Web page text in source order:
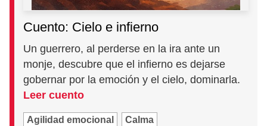
Cuento: Cielo e infierno
Un guerrero, al perderse en la ira ante un
monje, descubre que el infierno es dejarse
gobernar por la emoción y el cielo, dominarla.
Leer cuento
Agilidad emocional Calma